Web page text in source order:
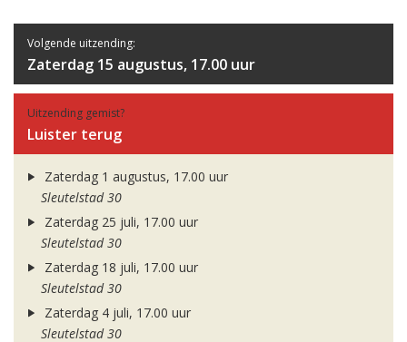
Volgende uitzending:
Zaterdag 15 augustus, 17.00 uur
Uitzending gemist?
Luister terug
Zaterdag 1 augustus, 17.00 uur
Sleutelstad 30
Zaterdag 25 juli, 17.00 uur
Sleutelstad 30
Zaterdag 18 juli, 17.00 uur
Sleutelstad 30
Zaterdag 4 juli, 17.00 uur
Sleutelstad 30